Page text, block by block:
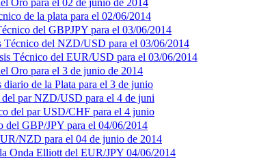
Oro para el 02 de junio de 2014
de la plata para el 02/06/2014
del GBPJPY para el 03/06/2014
Técnico del NZD/USD para el 03/06/2014
Técnico del EUR/USD para el 03/06/2014
Oro para el 3 de junio de 2014
diario de la Plata para el 3 de junio
par NZD/USD para el 4 de juni
del par USD/CHF para el 4 junio
del GBP/JPY para el 04/06/2014
NZD para el 04 de junio de 2014
Onda Elliott del EUR/JPY 04/06/2014